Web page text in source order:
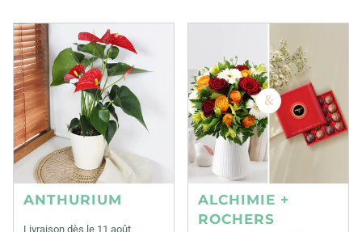
ANTHURIUM
Livraison dès le 11 août
ALCHIMIE +
ROCHERS